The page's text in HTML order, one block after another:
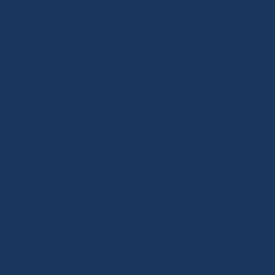
Jest kontynuacją Seminarium Metody Matematyczne
prof. dr hab. Stefan Rolewicz, prof. dr hab. Dariusz